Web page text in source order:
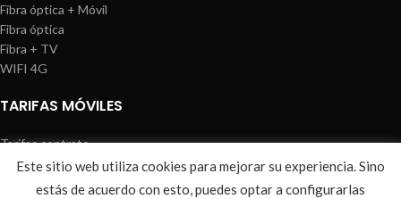
Fibra óptica + Móvil
Fibra óptica
Fibra + TV
WIFI 4G
TARIFAS MÓVILES
Tarifas contrato
Tarifas prepago
WIREDOSAFE Aviso Legal Política de Cookies |Sitemap
Este sitio web utiliza cookies para mejorar su experiencia. Sino
estás de acuerdo con esto, puedes optar a configurarlas